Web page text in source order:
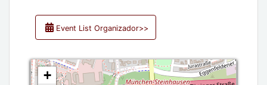
Event List Organizador>>
+